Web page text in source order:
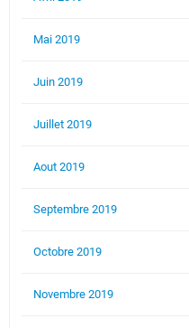
Mai 2019
Juin 2019
Juillet 2019
Aout 2019
Septembre 2019
Octobre 2019
Novembre 2019